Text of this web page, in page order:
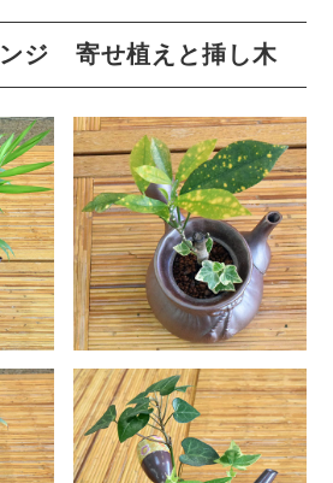
ジ 寄せ植えと挿し木